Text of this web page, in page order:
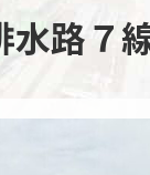
水路７